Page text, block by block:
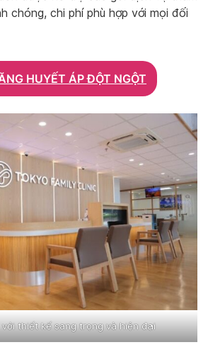
chóng, chi phí phù hợp với mọi đối
HUYẾT ÁP ĐỘT NGỘT
với thiết kế sang trọng và hiện đại